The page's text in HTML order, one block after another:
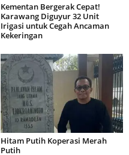
Kementan Bergerak Cepat!
Karawang Diguyur 32 Unit
Irigasi untuk Cegah Ancaman
Kekeringan
Hitam Putih Koperasi Merah
Putih